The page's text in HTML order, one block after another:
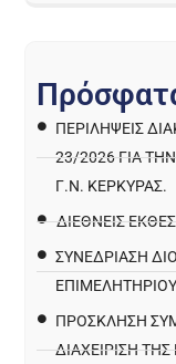
Πρόσφατ
ΠΕΡΙΛΉΨΕΙΣ
23/2026 ΓΙΑ
Γ.Ν. ΚΈΡΚΥΡΑΣ.
ΔΙΕΘΝΕΙΣ
ΣΥΝΕΔΡΙΑΣΗ
ΠΡΌΣΚΛΗΣΗ
ΔΙΑΧΕΊΡΙΣΗ